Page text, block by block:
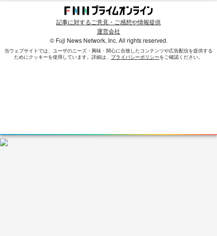
記事に対するご意見・ご感想や情報提供
運営会社
© Fuji News Network, Inc. All rights reserved.
当ウェブサイトでは、ユーザのニーズ・興味・関⼼に合致したコンテンツや広告配信を提供する
ためにクッキーを使⽤しています。詳細は、 プライバシーポリシーをご確認ください。